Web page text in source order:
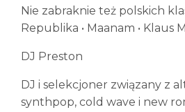
Nie zabraknie też polskich
Republika • Maanam • Klaus
DJ Preston
DJ i selekcjoner związany z
synthpop, cold wave i new